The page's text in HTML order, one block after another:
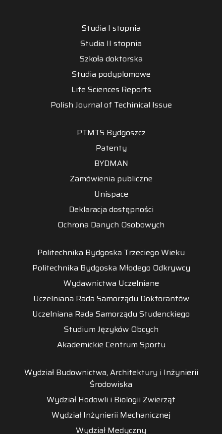
Studia I stopnia
Studia II stopnia
Szkoła doktorska
Studia podyplomowe
Life Sciences Reports
Polish Journal of Techinical Issue
PTMTS Bydgoszcz
Patenty
BYDMAN
Zamówienia publiczne
Unispace
Deklaracja dostępności
Ochrona Danych Osobowych
Politechnika Bydgoska Trzeciego Wieku
Politechnika Bydgoska Młodego Odkrywcy
Wydawnictwa Uczelniane
Uczelniana Rada Samorządu Doktorantów
Uczelniana Rada Samorządu Studenckiego
Studium Języków Obcych
Akademickie Centrum Sportu
Wydział Budownictwa, Architektury i Inżynierii
Środowiska
Wydział Hodowli i Biologii Zwierząt
Wydział Inżynierii Mechanicznej
Wydział Medyczny